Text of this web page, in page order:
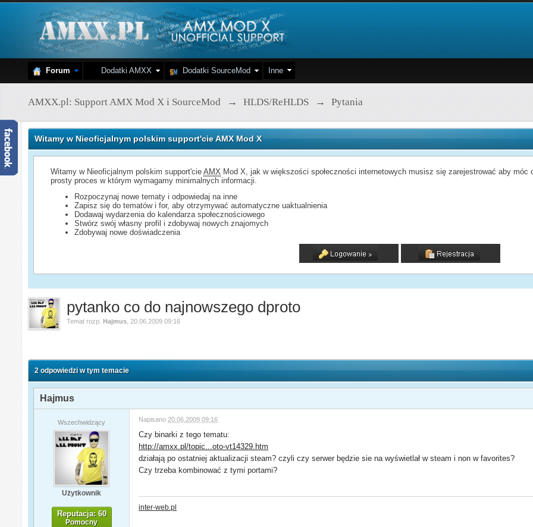
Forum Dodatki AMXX Dodatki SourceMod Inne
AMXX.pl: Support AMX Mod X i SourceMod → HLDS/ReHLDS → Pytania
Witamy w Nieoficjalnym polskim support'cie AMX Mod X
Witamy w Nieoficjalnym polskim support'cieAMX Mod X, jak w większości społeczności internetowych musisz się zarejestrować aby
prosty proces w którym wymagamy minimalnych informacji.
Rozpoczynaj nowe tematy i odpowiedaj na inne
Zapisz się do tematów i for, aby otrzymywać automatyczne uaktualnienia
Dodawaj wydarzenia do kalendarza społecznościowego
Stwórz swój własny profil i zdobywaj nowych znajomych
Zdobywaj nowe doświadczenia
pytanko co do najnowszego dproto
Temat rozp.Hajmus 20.06.2009 09:16
2 odpowiedzi w tym temacie
Hajmus
Wszechwidzący
Użytkownik
Reputacja: 60
Pomocny
Napisano 20.06.2009 09:16
Czy binarki z tego tematu:
http://amxx.pl/topic...oto-vt14329.htm
działają po ostatniej aktualizacji steam? czyli czy serwer będzie sie na wyświetlał w steam i non w favorites?
Czy trzeba kombinować z tymi portami?
inter-web.pl